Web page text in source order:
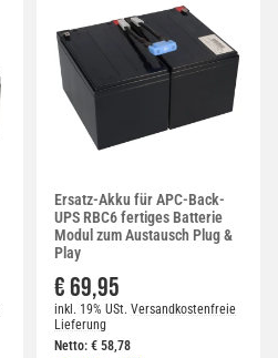
Ersatz-Akku für APC-Back-
UPS RBC6 fertiges Batterie
Modul zum Austausch Plug &
Play
€ 69,95
inkl. 19% USt. Versandkostenfreie
Lieferung
Netto: € 58,78